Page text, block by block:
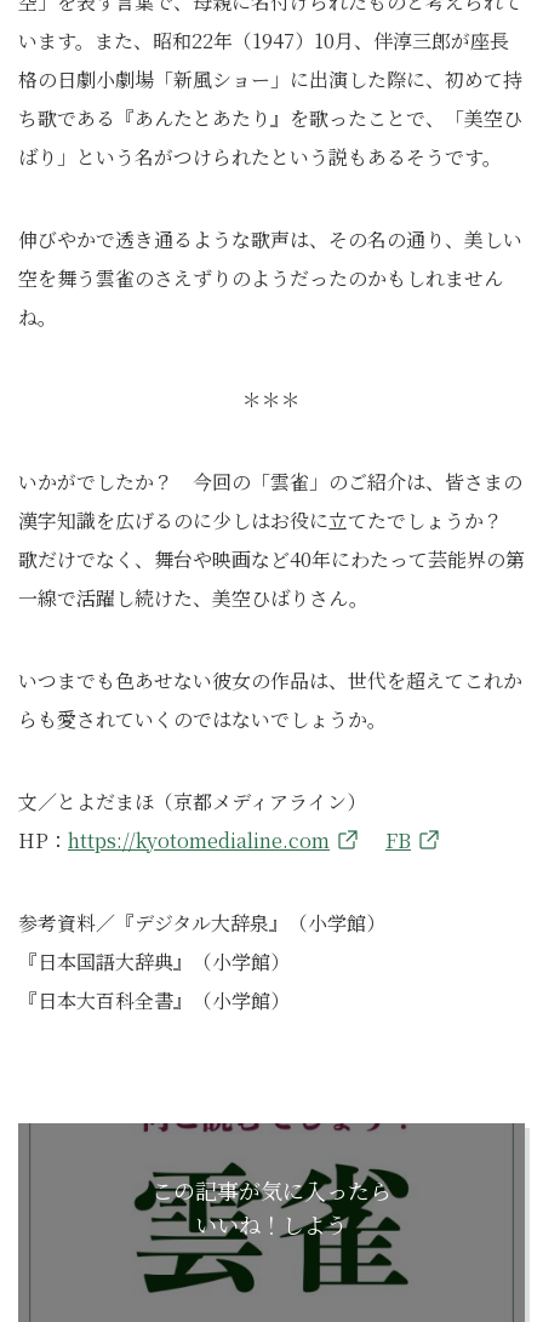
います。また、昭和22年（1947）10月、伴淳三郎が座長
格の日劇小劇場「新風ショー」に出演した際に、初めて持
ち歌である『あんたとあたり』を歌ったことで、「美空ひ
ばり」という名がつけられたという説もあるそうです。
伸びやかで透き通るような歌声は、その名の通り、美しい
空を舞う雲雀のさえずりのようだったのかもしれません
ね。
＊＊＊
いかがでしたか？ 今回の「雲雀」のご紹介は、皆さまの
漢字知識を広げるのに少しはお役に立てたでしょうか？
歌だけでなく、舞台や映画など40年にわたって芸能界の第
一線で活躍し続けた、美空ひばりさん。
いつまでも色あせない彼女の作品は、世代を超えてこれか
らも愛されていくのではないでしょうか。
文／とよだまほ（京都メディアライン）
HP： https://kyotomedialine.com FB
参考資料／『デジタル大辞泉』（小学館）
『日本国語大辞典』（小学館）
『日本大百科全書』（小学館）
この記事が気に入ったら
いいね！しよう